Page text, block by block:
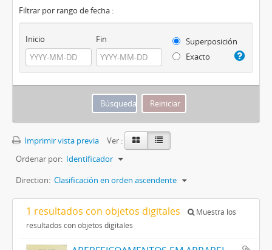
Filtrar por rango de fecha :
Inicio Fin
Superposición
Exacto
Imprimir vista previa
Ver :
Ordenar por: Identificador
Direction: Clasificación en orden ascendente
1 resultados con objetos digitales
Muestra los
resultados con objetos digitales